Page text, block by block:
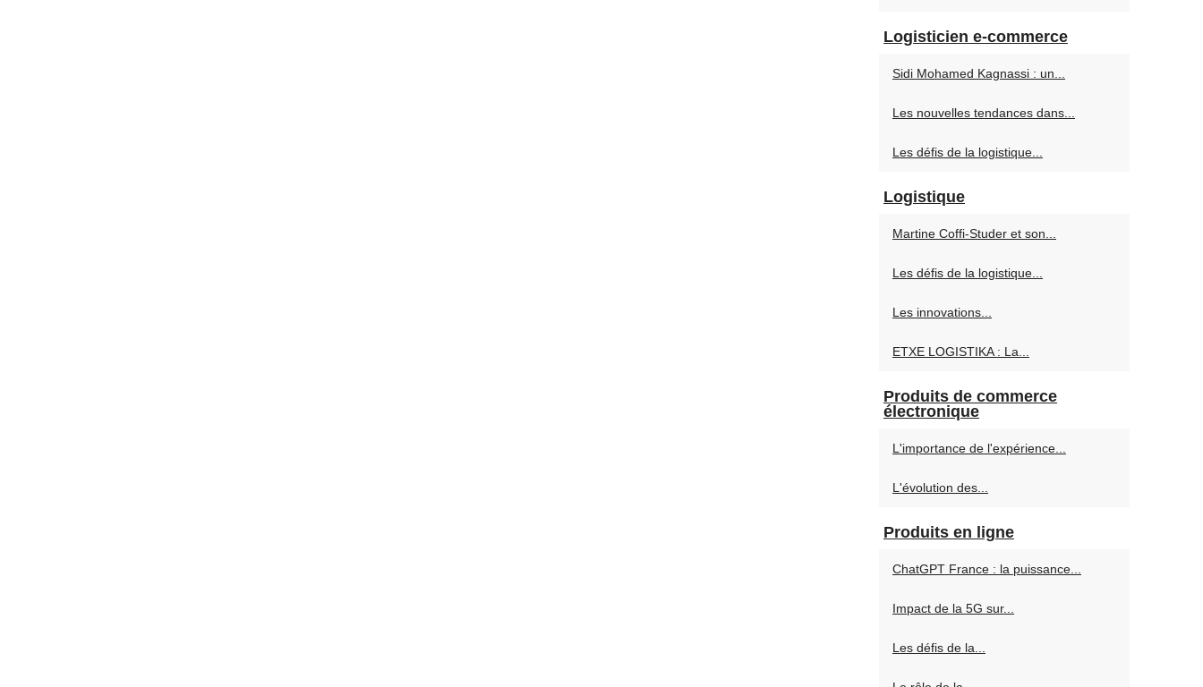
Logisticien e-commerce
Sidi Mohamed Kagnassi : un...
Les nouvelles tendances dans...
Les défis de la logistique...
Logistique
Martine Coffi-Studer et son...
Les défis de la logistique...
Les innovations...
ETXE LOGISTIKA : La...
Produits de commerce
électronique
L'importance de l'expérience...
L'évolution des...
Produits en ligne
ChatGPT France : la puissance...
Impact de la 5G sur...
Les défis de la...